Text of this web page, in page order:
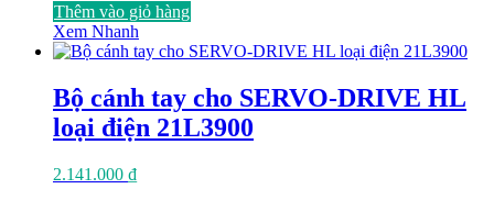
Thêm vào giỏ hàng
Xem Nhanh
Bộ cánh tay cho SERVO-DRIVE HL
loại điện 21L3900
2.141.000 ₫